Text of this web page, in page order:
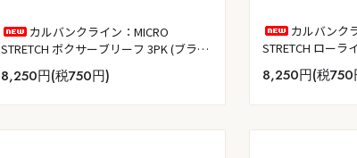
カルバンクライン：MICRO
STRETCH ボクサーブリーフ 3PK (ブラッ
ク W：ブラック／ライトキャスト／フィ
ール・ザ・ミント)
8,250円(税750円)
カルバンク
STRETCH ローラ
3PK (ショアライ
ズ・ショアライン
8,250円(税750